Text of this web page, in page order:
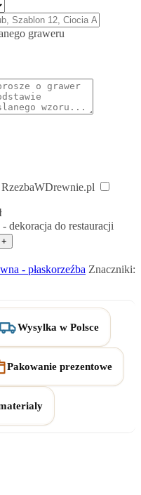
graweru
dekoracja do restauracji
- płaskorzeźba Znaczniki:
Wysylka w Polsce
Pakowanie prezentowe